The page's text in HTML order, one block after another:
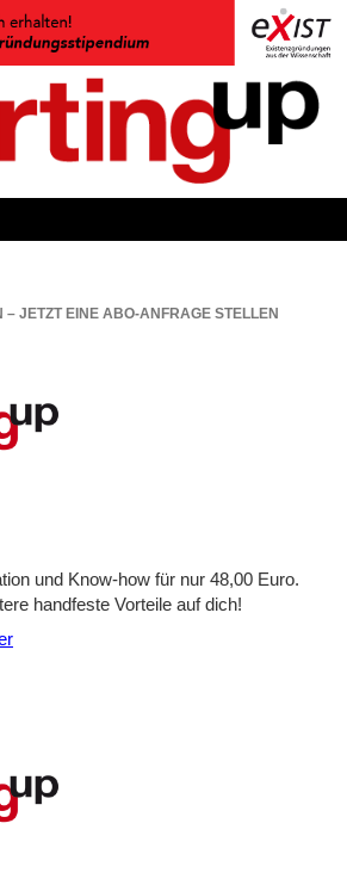
– JETZT EINE ABO-ANFRAGE STELLEN
und Know-how für nur 48,00 Euro.
handfeste Vorteile auf dich!